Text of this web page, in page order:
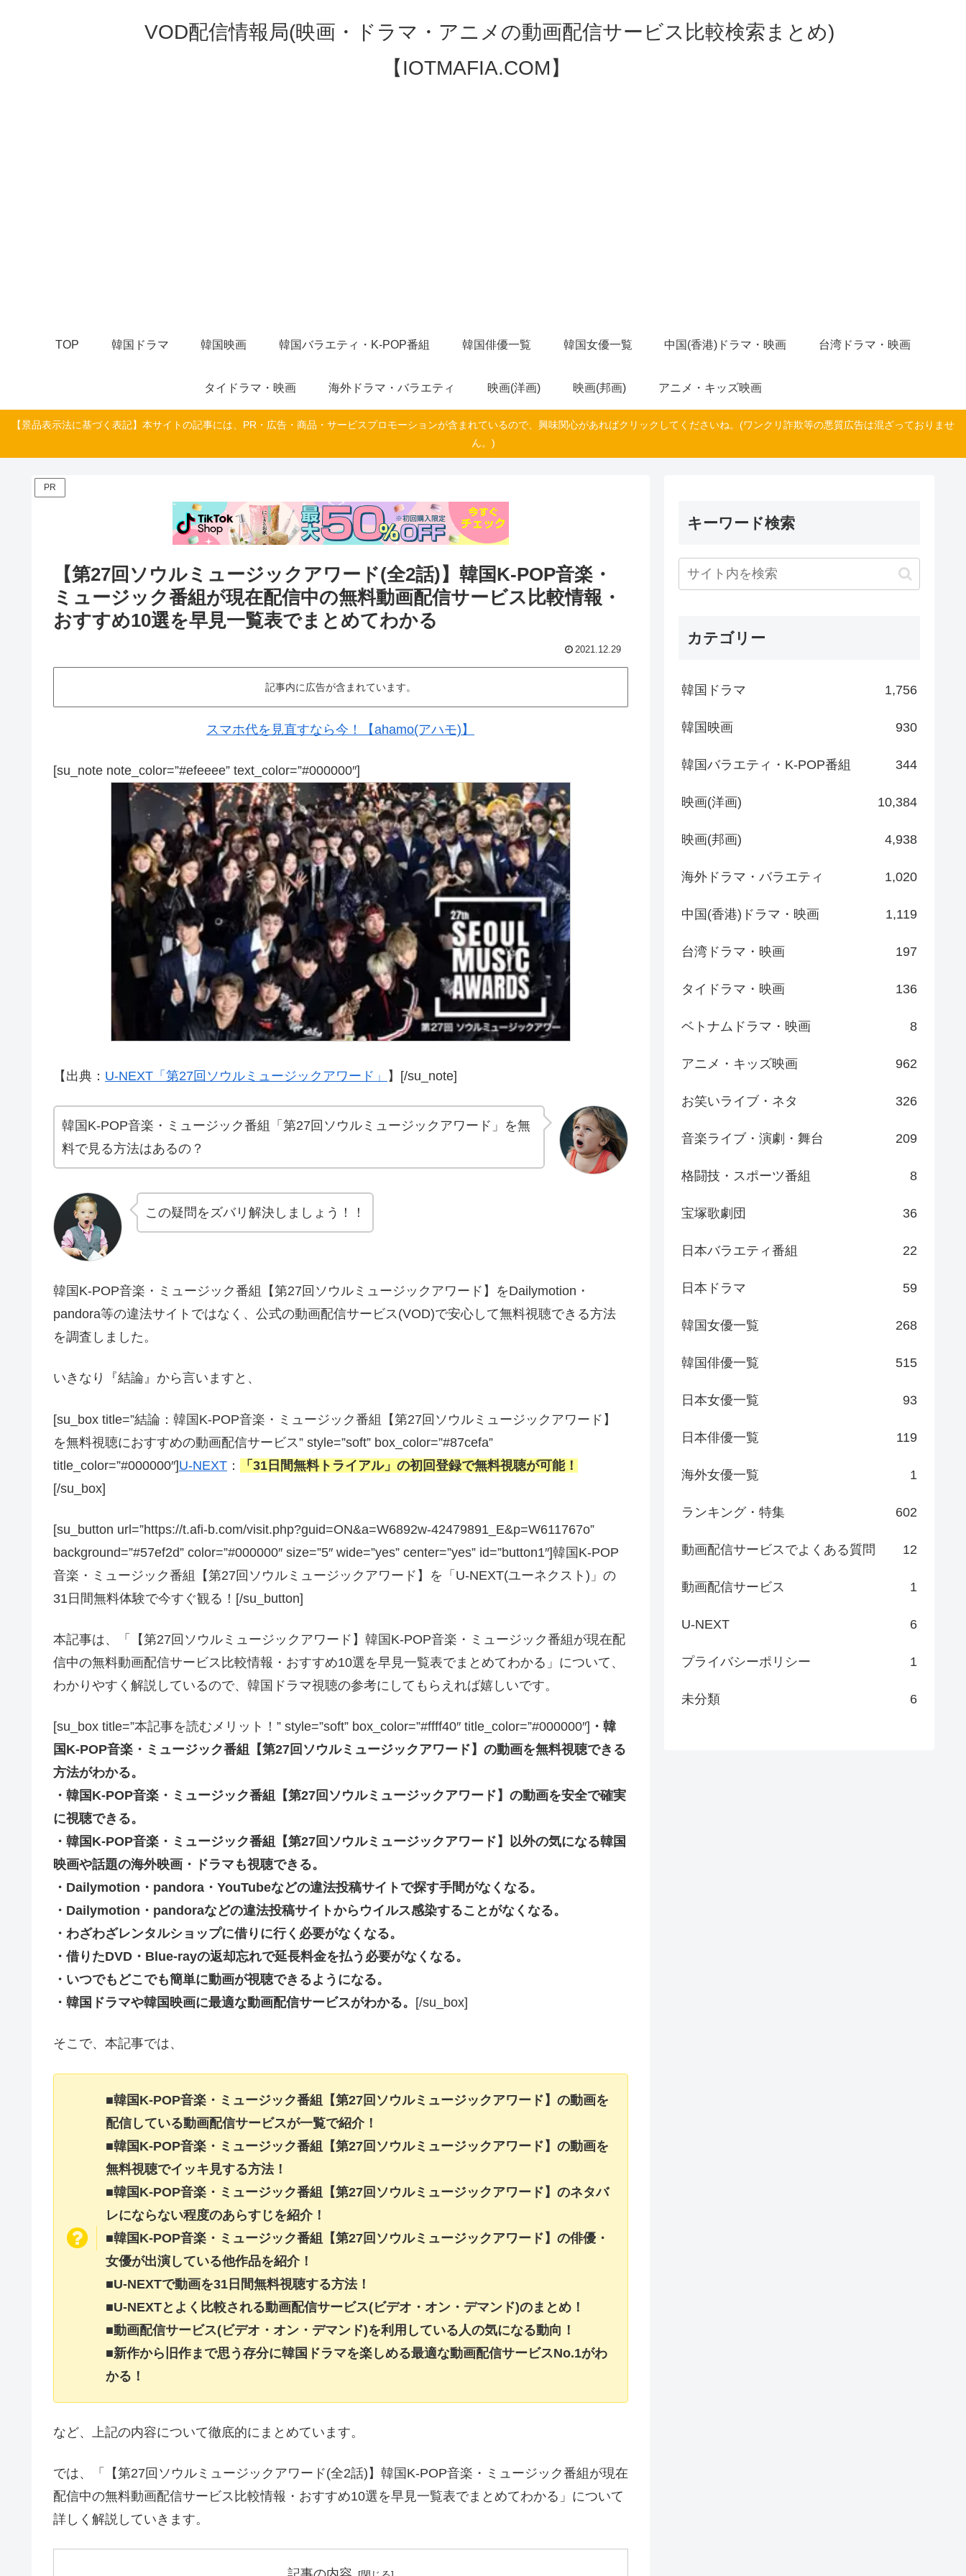
VOD配信情報局(映画・ドラマ・アニメの動画配信サービス比較検索まとめ)
【IOTMAFIA.COM】
TOP 韓国ドラマ 韓国映画 韓国バラエティ・K-POP番組 韓国俳優一覧 韓国女優一覧 中国(香港)ドラマ・映画 台湾ドラマ・映画
タイドラマ・映画 海外ドラマ・バラエティ 映画(洋画) 映画(邦画) アニメ・キッズ映画
【景品表示法に基づく表記】本サイトの記事には、PR・広告・商品・サービスプロモーションが含まれているので、興味関心があればクリックしてくださいね。(ワンクリ詐欺等の悪質広告は混ざっておりませ
ん。)
PR
【第27回ソウルミュージックアワード(全2話)】韓国K-POP音楽・
ミュージック番組が現在配信中の無料動画配信サービス比較情報・
おすすめ10選を早見一覧表でまとめてわかる
2021.12.29
記事内に広告が含まれています。
スマホ代を見直すなら今！【ahamo(アハモ)】
[su_note note_color=”#efeeee” text_color=”#000000″]
【出典： U-NEXT「第27回ソウルミュージックアワード」 】[/su_note]
韓国K-POP音楽・ミュージック番組「第27回ソウルミュージックアワード」を無
料で見る方法はあるの？
この疑問をズバリ解決しましょう！！
韓国K-POP音楽・ミュージック番組【第27回ソウルミュージックアワード】をDailymotion・
pandora等の違法サイトではなく、公式の動画配信サービス(VOD)で安心して無料視聴できる方法
を調査しました。
いきなり『結論』から言いますと、
[su_box title=”結論：韓国K-POP音楽・ミュージック番組【第27回ソウルミュージックアワード】
を無料視聴におすすめの動画配信サービス” style=”soft” box_color=”#87cefa”
title_color=”#000000″]U-NEXT ：
「31日間無料トライアル」の初回登録で無料視聴が可能！
[/su_box]
[su_button url=”https://t.afi-b.com/visit.php?guid=ON&a=W6892w-42479891_E&p=W611767o”
background=”#57ef2d” color=”#000000″ size=”5″ wide=”yes” center=”yes” id=”button1″]韓国K-POP
音楽・ミュージック番組【第27回ソウルミュージックアワード】を「U-NEXT(ユーネクスト)」の
31日間無料体験で今すぐ観る！[/su_button]
本記事は、「【第27回ソウルミュージックアワード】韓国K-POP音楽・ミュージック番組が現在配
信中の無料動画配信サービス比較情報・おすすめ10選を早見一覧表でまとめてわかる」について、
わかりやすく解説しているので、韓国ドラマ視聴の参考にしてもらえれば嬉しいです。
[su_box title=”本記事を読むメリット！” style=”soft” box_color=”#ffff40″ title_color=”#000000″] ・韓
国K-POP音楽・ミュージック番組【第27回ソウルミュージックアワード】の動画を無料視聴できる
方法がわかる。
・韓国K-POP音楽・ミュージック番組【第27回ソウルミュージックアワード】の動画を安全で確実
に視聴できる。
・韓国K-POP音楽・ミュージック番組【第27回ソウルミュージックアワード】以外の気になる韓国
映画や話題の海外映画・ドラマも視聴できる。
・Dailymotion・pandora・YouTubeなどの違法投稿サイトで探す手間がなくなる。
・Dailymotion・pandoraなどの違法投稿サイトからウイルス感染することがなくなる。
・わざわざレンタルショップに借りに行く必要がなくなる。
・借りたDVD・Blue-rayの返却忘れで延長料金を払う必要がなくなる。
・いつでもどこでも簡単に動画が視聴できるようになる。
・韓国ドラマや韓国映画に最適な動画配信サービスがわかる。 [/su_box]
そこで、本記事では、
■韓国K-POP音楽・ミュージック番組【第27回ソウルミュージックアワード】の動画を
配信している動画配信サービスが一覧で紹介！
■韓国K-POP音楽・ミュージック番組【第27回ソウルミュージックアワード】の動画を
無料視聴でイッキ見する方法！
■韓国K-POP音楽・ミュージック番組【第27回ソウルミュージックアワード】のネタバ
レにならない程度のあらすじを紹介！
■韓国K-POP音楽・ミュージック番組【第27回ソウルミュージックアワード】の俳優・
女優が出演している他作品を紹介！
■U-NEXTで動画を31日間無料視聴する方法！
■U-NEXTとよく比較される動画配信サービス(ビデオ・オン・デマンド)のまとめ！
■動画配信サービス(ビデオ・オン・デマンド)を利用している人の気になる動向！
■新作から旧作まで思う存分に韓国ドラマを楽しめる最適な動画配信サービスNo.1がわ
かる！
など、上記の内容について徹底的にまとめています。
では、「【第27回ソウルミュージックアワード(全2話)】韓国K-POP音楽・ミュージック番組が現在
配信中の無料動画配信サービス比較情報・おすすめ10選を早見一覧表でまとめてわかる」について
詳しく解説していきます。
キーワード検索
カテゴリー
韓国ドラマ 1,756
韓国映画 930
韓国バラエティ・K-POP番組 344
映画(洋画) 10,384
映画(邦画) 4,938
海外ドラマ・バラエティ 1,020
中国(香港)ドラマ・映画 1,119
台湾ドラマ・映画 197
タイドラマ・映画 136
ベトナムドラマ・映画 8
アニメ・キッズ映画 962
お笑いライブ・ネタ 326
音楽ライブ・演劇・舞台 209
格闘技・スポーツ番組 8
宝塚歌劇団 36
日本バラエティ番組 22
日本ドラマ 59
韓国女優一覧 268
韓国俳優一覧 515
日本女優一覧 93
日本俳優一覧 119
海外女優一覧 1
ランキング・特集 602
動画配信サービスでよくある質問 12
動画配信サービス 1
U-NEXT 6
プライバシーポリシー 1
未分類 6